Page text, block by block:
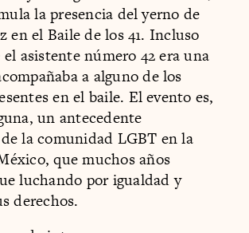
la presencia del yerno de
en el Baile de los 41. Incluso
asistente número 42 era una
a alguno de los
en el baile. El evento es,
un antecedente
la comunidad LGBT en la
que muchos años
luchando por igualdad y
derechos.